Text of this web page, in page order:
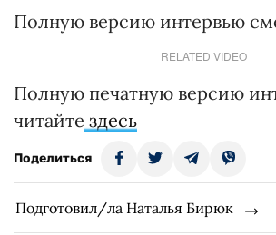
Полную версию интервью
RELATED VIDEO
Полную печатную версию
читайте здесь
Поделиться
Подготовил/ла Наталья Бирюк